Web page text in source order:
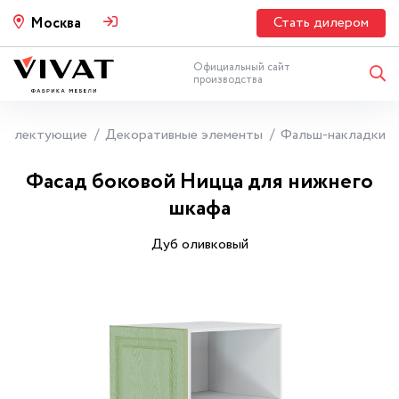
Москва Стать дилером
Официальный сайт
производства
Декоративные элементы Фальш-накладки
Фасад боковой Ницца для нижнего
шкафа
Дуб оливковый